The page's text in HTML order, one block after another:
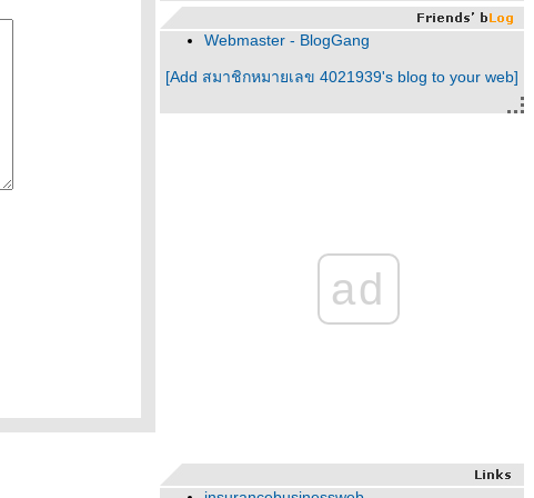
Webmaster - BlogGang
[Add สมาชิกหมายเลข 4021939's blog to your web]
ad